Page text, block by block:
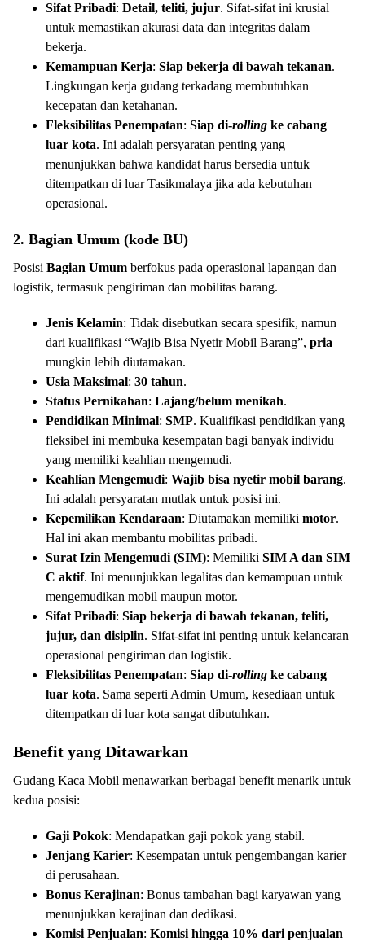
Sifat Pribadi: Detail, teliti, jujur. Sifat-sifat ini krusial
untuk memastikan akurasi data dan integritas dalam
bekerja.
Kemampuan Kerja: Siap bekerja di bawah tekanan.
Lingkungan kerja gudang terkadang membutuhkan
kecepatan dan ketahanan.
Fleksibilitas Penempatan: Siap di-rolling ke cabang
luar kota. Ini adalah persyaratan penting yang
menunjukkan bahwa kandidat harus bersedia untuk
ditempatkan di luar Tasikmalaya jika ada kebutuhan
operasional.
2. Bagian Umum (kode BU)
Posisi Bagian Umum berfokus pada operasional lapangan dan
logistik, termasuk pengiriman dan mobilitas barang.
Jenis Kelamin: Tidak disebutkan secara spesifik, namun
dari kualifikasi “Wajib Bisa Nyetir Mobil Barang”, pria
mungkin lebih diutamakan.
Usia Maksimal: 30 tahun.
Status Pernikahan: Lajang/belum menikah.
Pendidikan Minimal: SMP. Kualifikasi pendidikan yang
fleksibel ini membuka kesempatan bagi banyak individu
yang memiliki keahlian mengemudi.
Keahlian Mengemudi: Wajib bisa nyetir mobil barang.
Ini adalah persyaratan mutlak untuk posisi ini.
Kepemilikan Kendaraan: Diutamakan memiliki motor.
Hal ini akan membantu mobilitas pribadi.
Surat Izin Mengemudi (SIM): Memiliki SIM A dan SIM
C aktif. Ini menunjukkan legalitas dan kemampuan untuk
mengemudikan mobil maupun motor.
Sifat Pribadi: Siap bekerja di bawah tekanan, teliti,
jujur, dan disiplin. Sifat-sifat ini penting untuk kelancaran
operasional pengiriman dan logistik.
Fleksibilitas Penempatan: Siap di-rolling ke cabang
luar kota. Sama seperti Admin Umum, kesediaan untuk
ditempatkan di luar kota sangat dibutuhkan.
Benefit yang Ditawarkan
Gudang Kaca Mobil menawarkan berbagai benefit menarik untuk
kedua posisi:
Gaji Pokok: Mendapatkan gaji pokok yang stabil.
Jenjang Karier: Kesempatan untuk pengembangan karier
di perusahaan.
Bonus Kerajinan: Bonus tambahan bagi karyawan yang
menunjukkan kerajinan dan dedikasi.
Komisi Penjualan: Komisi hingga 10% dari penjualan